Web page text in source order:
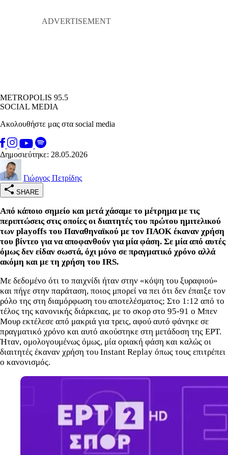
METROPOLIS 95.5
SOCIAL MEDIA
Ακολουθήστε μας στα social media
Δημοσιεύτηκε: 28.05.2026
Γιώργος Πετρίδης
SHARE
Από κάποιο σημείο και μετά χάσαμε το μέτρημα με τις
περιπτώσεις στις οποίες οι διαιτητές του πρώτου ημιτελικού
των playoffs του Παναθηναϊκού με τον ΠΑΟΚ έκαναν χρήση
του βίντεο για να αποφανθούν για μία φάση. Σε μία από αυτές
όμως δεν είδαν σωστά, όχι μόνο σε πραγματικό χρόνο αλλά
ακόμη και με τη χρήση του IRS.
Με δεδομένο ότι το παιχνίδι ήταν στην «κόψη του ξυραφιού»
και πήγε στην παράταση, ποιος μπορεί να πει ότι δεν έπαιξε τον
ρόλο της στη διαμόρφωση του αποτελέσματος; Στο 1:12 από το
τέλος της κανονικής διάρκειας, με το σκορ στο 95-91 ο Μπεν
Μουρ εκτέλεσε από μακριά για τρεις, αφού αυτό φάνηκε σε
πραγματικό χρόνο και αυτό ακούστηκε στη μετάδοση της ΕΡΤ.
Ήταν, ομολογουμένως όμως, μία οριακή φάση και καλώς οι
διαιτητές έκαναν χρήση του Instant Replay όπως τους επιτρέπει
ο κανονισμός.